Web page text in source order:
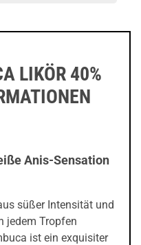
LIKÖR 40%
Anis-Sensation
süßer Intensität und
jedem Tropfen
ist ein exquisiter